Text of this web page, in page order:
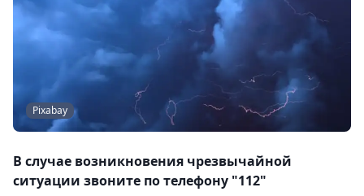
Pixabay
В случае возникновения чрезвычайной
ситуации звоните по телефону "112"